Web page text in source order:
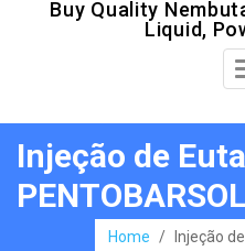
Buy Quality
Liquid,
Injeção de
PENTOBARSOL
Home / Injeção